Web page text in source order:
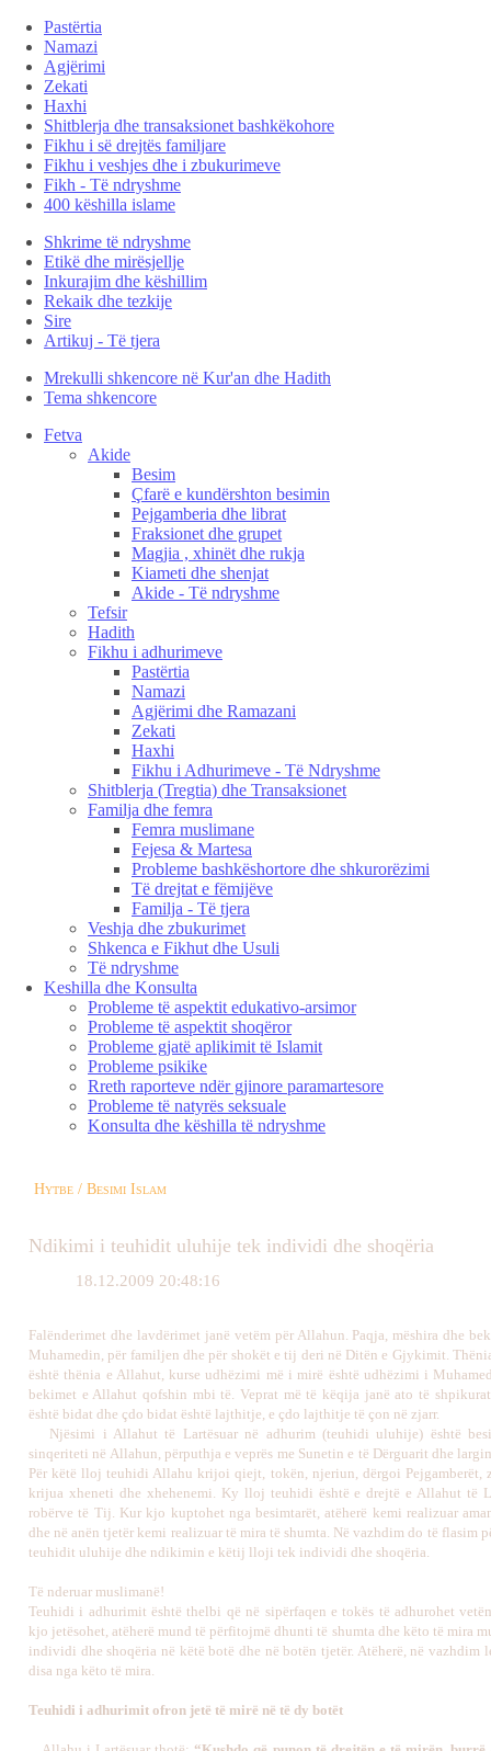
Pastërtia
Namazi
Agjërimi
Zekati
Haxhi
Shitblerja dhe transaksionet bashkëkohore
Fikhu i së drejtës familjare
Fikhu i veshjes dhe i zbukurimeve
Fikh - Të ndryshme
400 këshilla islame
Shkrime të ndryshme
Etikë dhe mirësjellje
Inkurajim dhe këshillim
Rekaik dhe tezkije
Sire
Artikuj - Të tjera
Mrekulli shkencore në Kur'an dhe Hadith
Tema shkencore
Fetva
Akide
Besim
Çfarë e kundërshton besimin
Pejgamberia dhe librat
Fraksionet dhe grupet
Magjia , xhinët dhe rukja
Kiameti dhe shenjat
Akide - Të ndryshme
Tefsir
Hadith
Fikhu i adhurimeve
Pastërtia
Namazi
Agjërimi dhe Ramazani
Zekati
Haxhi
Fikhu i Adhurimeve - Të Ndryshme
Shitblerja (Tregtia) dhe Transaksionet
Familja dhe femra
Femra muslimane
Fejesa & Martesa
Probleme bashkëshortore dhe shkurorëzimi
Të drejtat e fëmijëve
Familja - Të tjera
Veshja dhe zbukurimet
Shkenca e Fikhut dhe Usuli
Të ndryshme
Keshilla dhe Konsulta
Probleme të aspektit edukativo-arsimor
Probleme të aspektit shoqëror
Probleme gjatë aplikimit të Islamit
Probleme psikike
Rreth raporteve ndër gjinore paramartesore
Probleme të natyrës seksuale
Konsulta dhe këshilla të ndryshme
Hytbe / Besimi Islam
Ndikimi i teuhidit uluhije tek individi dhe shoqëria
18.12.2009 20:48:16
Falënderimet dhe lavdërimet janë vetëm për Allahun. Paqja, mëshira dhe
Muhamedin, për familjen dhe për shokët e tij deri në Ditën e Gjykimit.
është thënia e Allahut, kurse udhëzimi më i mirë është udhëzimi i
bekimet e Allahut qofshin mbi të. Veprat më të këqija janë ato të
është bidat dhe çdo bidat është lajthitje, e çdo lajthitje të çon në zjarr.
Njësimi i Allahut të Lartësuar në adhurim (teuhidi uluhije) është
sinqeriteti në Allahun, përputhja e veprës me Sunetin e të Dërguarit dhe
Për këtë lloj teuhidi Allahu krijoi qiejt, tokën, njeriun, dërgoi Pejgamberët,
krijua xheneti dhe xhehenemi. Ky lloj teuhidi është e drejtë e Allahut të
robërve të Tij. Kur kjo kuptohet nga besimtarët, atëherë kemi realizuar
dhe në anën tjetër kemi realizuar të mira të shumta. Në vazhdim do të flasim
teuhidit uluhije dhe ndikimin e këtij lloji tek individi dhe shoqëria.
Të nderuar muslimanë!
Teuhidi i adhurimit është thelbi që në sipërfaqen e tokës të adhurohet
kjo jetësohet, atëherë mund të përfitojmë dhunti të shumta dhe këto të mira
individi dhe shoqëria në këtë botë dhe në botën tjetër. Atëherë, në vazhdim
disa nga këto të mira.
Teuhidi i adhurimit ofron jetë të mirë në të dy botët